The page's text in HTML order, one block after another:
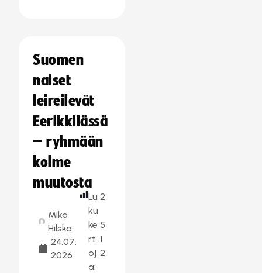
Suomen
naiset
leireilevät
Eerikkilässä
– ryhmään
kolme
muutosta
Mika
Hilska
24.07.
2026
Lu
ku
ke
rt
oj
a:
2
5
1
2